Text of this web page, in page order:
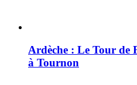
Ardèche : Le Tour de
à Tournon